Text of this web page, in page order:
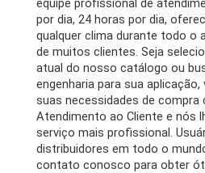
por dia, 24 horas por dia,
qualquer clima durante todo o
de muitos clientes. Seja
atual do nosso catálogo ou
engenharia para sua
suas necessidades de
Atendimento ao Cliente e nós
serviço mais profissional.
distribuidores em todo o
contato conosco para obter